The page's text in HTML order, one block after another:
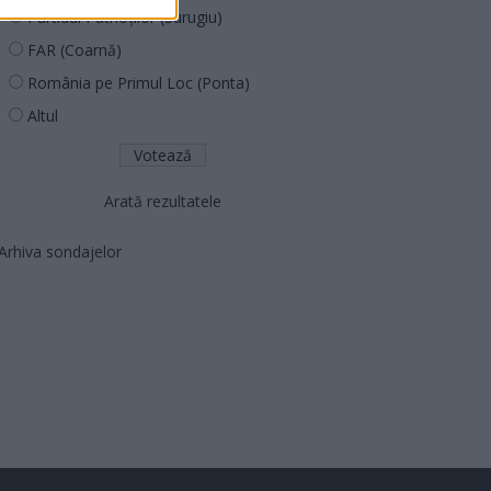
Partidul Patrioților (Surugiu)
FAR (Coarnă)
România pe Primul Loc (Ponta)
Altul
Arată rezultatele
sondajelor